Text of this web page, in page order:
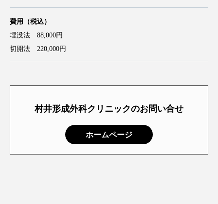
費用（税込）
埋没法 88,000円
切開法 220,000円
村井形成外科クリニックのお問い合せ
ホームページ